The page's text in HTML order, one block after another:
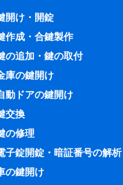
開け・開錠
作成・合鍵製作
の追加・鍵の取付
庫の鍵開け
動ドアの鍵開け
交換
の修理
子錠開錠・暗証番号の解析
の鍵開け